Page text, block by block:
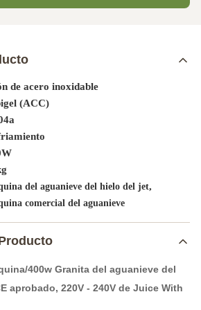
de acero inoxidable
(ACC)
del aguanieve del hielo del jet,
comercial del aguanieve
400w Granita del aguanieve del
aprobado, 220V - 240V de Juice With